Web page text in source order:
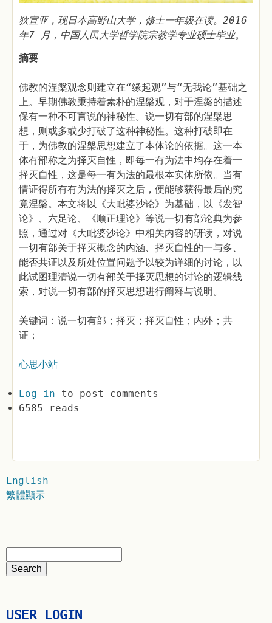
狄宣亚，现日本高野山大学，修士一年级在读。2016
年7 月，中国人民大学哲学院宗教学专业硕士毕业。
摘要
佛教的涅槃观念则建立在“缘起观”与“无我论”基础之
上。早期佛教秉持着素朴的涅槃观，对于涅槃的描述
保有一种不可言说的神秘性。说一切有部的涅槃思
想，则或多或少打破了这种神秘性。这种打破即在
于，为佛教的涅槃思想建立了本体论的依据。这一本
体有部称之为择灭自性，即每一有为法中均存在着一
择灭自性，这是每一有为法的最根本实体所依。当有
情证得所有有为法的择灭之后，便能够获得最后的究
竟涅槃。本文将以《大毗婆沙论》为基础，以《发智
论》、六足论、《顺正理论》等说一切有部论典为参
照，通过对《大毗婆沙论》中相关内容的研读，对说
一切有部关于择灭概念的内涵、择灭自性的一与多、
能否共证以及所处位置问题予以较为详细的讨论，以
此试图理清说一切有部关于择灭思想的讨论的逻辑线
索，对说一切有部的择灭思想进行阐释与说明。
关键词：说一切有部；择灭；择灭自性；内外；共
证；
心思小站
Log in to post comments
6585 reads
English
繁體顯示
USER LOGIN